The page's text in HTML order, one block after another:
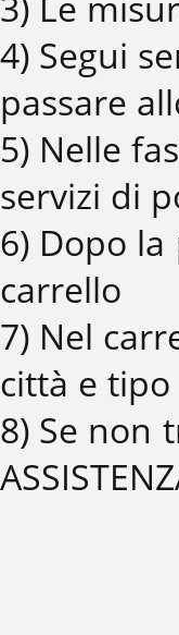
4) Segui
passare
5) Nelle
servizi di
6) Dopo
carrello
7) Nel
città e
8) Se non